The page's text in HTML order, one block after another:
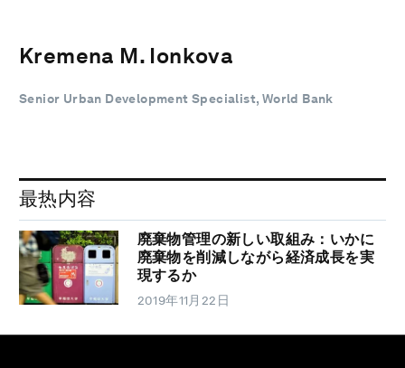
Kremena M. Ionkova
Senior Urban Development Specialist, World Bank
最热内容
廃棄物管理の新しい取組み：いかに
廃棄物を削減しながら経済成長を実
現するか
2019年11月22日